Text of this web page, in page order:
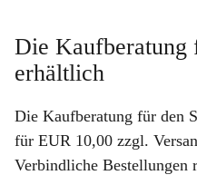
Die Kaufberatung
erhältlich
Die Kaufberatung für den
für EUR 10,00 zzgl.
Verbindliche Bestellungen